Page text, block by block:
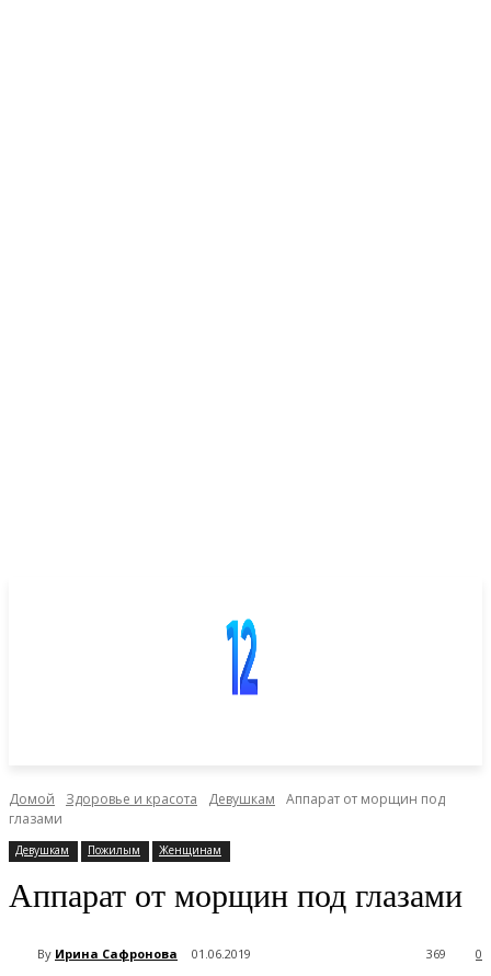
Домой Здоровье и красота Девушкам
Аппарат от морщин под
глазами
Девушкам Пожилым Женщинам
Аппарат от морщин под глазами
By Ирина Сафронова 01.06.2019 0
369